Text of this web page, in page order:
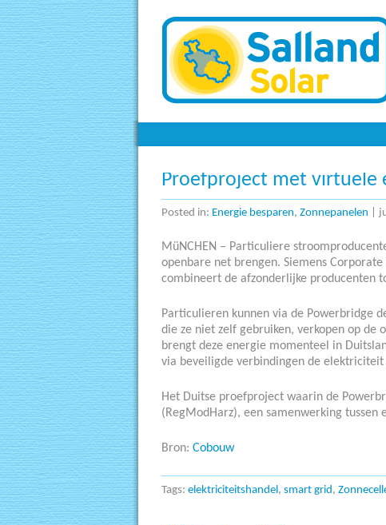
Proefproject met virtuele
Posted in: Energie besparen, Zonnepanelen |
MüNCHEN – Particuliere
openbare net brengen. Siemens
combineert de afzonderlijke producenten
Particulieren kunnen via de Powerbridge
die ze niet zelf gebruiken, verkopen op
brengt deze energie momenteel in
via beveiligde verbindingen de
Het Duitse proefproject waarin de
(RegModHarz), een samenwerking
Bron: Cobouw
Tags: elektriciteitshandel , smart grid ,